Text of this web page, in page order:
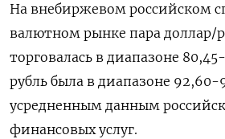
На внебиржевом российском
валютном рынке пара доллар/
торговалась в диапазоне
рубль была в диапазоне 92,60-
усредненным данным
финансовых услуг.